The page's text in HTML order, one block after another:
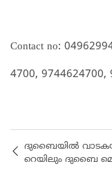
Contact no:
4700, 9744624700,
ദുബൈയിൽ
റെയിലും ദുബൈ